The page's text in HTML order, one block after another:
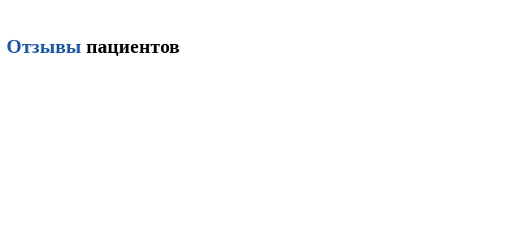
Отзывы пациентов